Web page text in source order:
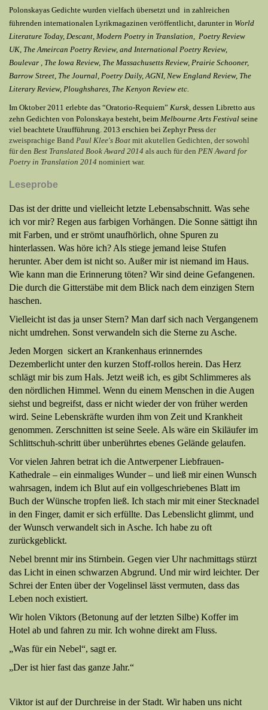
Polonskayas Gedichte wurden vielfach übersetzt und in zahlreichen
führenden internationalen Lyrikmagazinen veröffentlicht, darunter in World
Literature Today, Descant, Modern Poetry in Translation, Poetry Review
UK, The Ameircan Poetry Review, and International Poetry Review,
Boulevar , The Iowa Review, The Massachusetts Review, Prairie Schooner,
Barrow Street, The Journal, Poetry Daily, AGNI, New England Review, The
Literary Review, Ploughshares, The Kenyon Review etc.
Im Oktober 2011 erlebte das “Oratorio-Requiem” Kursk , dessen Libretto aus
zehn Gedichten von Polonskaya besteht, beim Melbourne Arts Festival seine
viel beachtete Uraufführung. 2013 erschien bei Zephyr Press der
zweisprachige Band Paul Klee's Boat mit akutellen Gedichten, der sowohl
für den Best Translated Book Award 2014 als auch für den PEN Award for
Poetry in Translation 2014 nominiert war.
Leseprobe
Das ist der dritte und vielleicht letzte Lebensabschnitt. Was sehe
ich vor mir? Regen aus farbigen Vorhängen. Die Sonne sättigt ihn
mit Farben, und er strömt unaufhörlich, ohne Spuren zu
hinterlassen. Was höre ich? Als stiege jemand leise Stufen
herunter. Aber dem ist nicht so. Außer mir ist niemand im Haus.
Wie kann man die Erinnerung töten? Wir sind deine Gefangenen.
Die durch die Gitterstäbe mit dem Blick nach dem einzigen Stern
haschen.
Vielleicht ist das ja unser Stern? Man darf sich nach Vergangenem
nicht umdrehen. Sonst verwandeln sich die Sterne zu Asche.
Jeden Morgen sickert an Krankenhaus erinnerndes
Dezemberlicht unter den kurzen Stoff-rollos herein. Das Herz
schlägt mir bis zum Hals. Jetzt weiß ich, es gibt Schlimmeres als
den nördlichen Himmel. Wenn du einem Menschen in die Augen
siehst und begreifst, dass er nicht wieder der von früher werden
wird. Seine Lebenskräfte wurden ihm von Zeit und Krankheit
genommen. Zerschnitten ist seine Seele. Als wäre ein Skiläufer im
Schlittschuh-schritt über unberührtes ebenes Gelände gelaufen.
Vor vielen Jahren betrat ich die Antwerpener Liebfrauen-
Kathedrale – ein einmaliges Wunder – und ließ mir einen Wunsch
wahrsagen, indem ich Blut auf ein vollgeschriebenes Blatt im
Buch der Wünsche tropfen ließ. Ich stach mir mit einer Stecknadel
in den Finger, damit er sich erfüllte. Das Lebenslicht glimmt, und
der Wunsch verwandelt sich in Asche. Ich habe zu oft
zurückgeblickt.
Nebel brennt mir ins Stirnbein. Gegen vier Uhr nachmittags stürzt
das Licht in einen schwarzen Abgrund. Und mir wird leichter. Der
Schrei der Enten über der Vogelinsel lässt vermuten, dass das
Leben noch existiert.
Wir holen Viktors (Betonung auf der letzten Silbe) Koffer im
Hotel ab und fahren zu mir. Ich wohne direkt am Fluss.
„Was für ein Nebel“, sagt er.
„Der ist hier fast das ganze Jahr.“
Viktor ist auf der Durchreise in der Stadt. Wir haben uns nicht